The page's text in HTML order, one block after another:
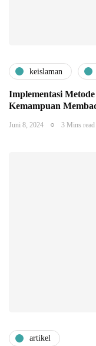
keislaman
Implementasi
Kemampuan
Juni 8, 2024 3 Mins read
artikel